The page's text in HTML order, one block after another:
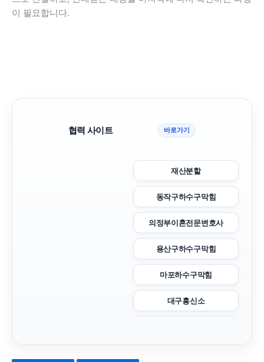
이 필요합니다.
협력 사이트 바로가기
재산분할
동작구하수구막힘
의정부이혼전문변호사
용산구하수구막힘
마포하수구막힘
대구흥신소